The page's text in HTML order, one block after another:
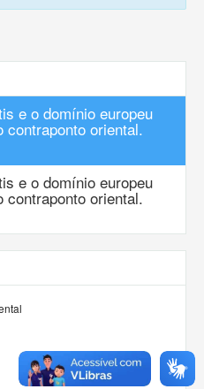
e o domínio europeu
oriental.
e o domínio europeu
oriental.